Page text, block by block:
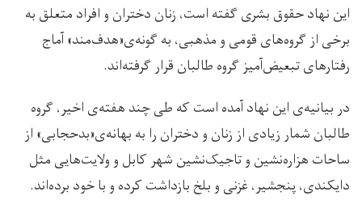
این نهاد حقوق بشری گفته است، زنان دختران و افراد متعلق به
برخی از گروه‌های قومی و مذهبی، به گونه‌ی«هدف‌مند» آماج
رفتارهای تبعیض‌آمیز گروه طالبان قرار گرفته‌اند.
در بیانیه‌ی این نهاد آمده است که طی چند هفته‌ی اخیر، گروه
طالبان شمار زیادی از زنان و دختران را به بهانه‌ی«بدحجابی» از
ساحات هزاره‌نشین و تاجیک‌نشین شهر کابل و ولایت‌هایی مثل
دایکندی، پنجشیر، غزنی و بلخ بازداشت کرده و با خود برده‌اند.